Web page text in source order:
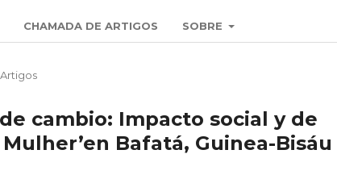
CHAMADA DE ARTIGOS SOBRE
Artigos
cambio: Impacto social y de
Bafatá, Guinea-Bisáu